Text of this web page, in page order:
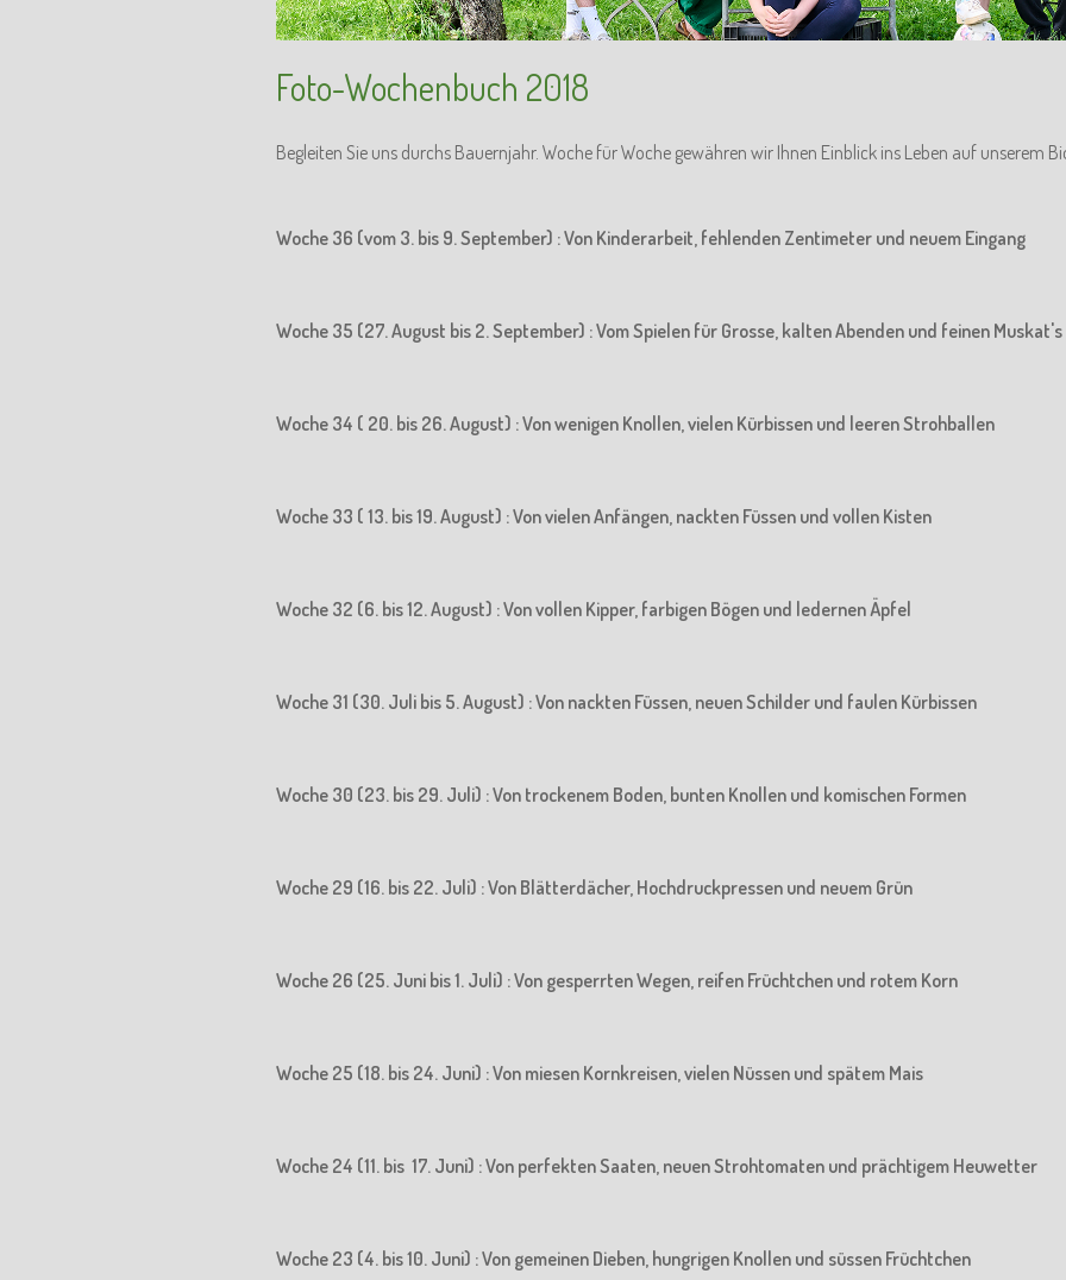
Foto-Wochenbuch 2018
Begleiten Sie uns durchs Bauernjahr. Woche für Woche gewähren wir Ihnen Einblick ins Leben auf unserem
Woche 36 (vom 3. bis 9. September) : Von Kinderarbeit, fehlenden Zentimeter und neuem Eingang
Woche 35 (27. August bis 2. September) : Vom Spielen für Grosse, kalten Abenden und feinen Muskat's
Woche 34 ( 20. bis 26. August) : Von wenigen Knollen, vielen Kürbissen und leeren Strohballen
Woche 33 ( 13. bis 19. August) : Von vielen Anfängen, nackten Füssen und vollen Kisten
Woche 32 (6. bis 12. August) : Von vollen Kipper, farbigen Bögen und ledernen Äpfel
Woche 31 (30. Juli bis 5. August) : Von nackten Füssen, neuen Schilder und faulen Kürbissen
Woche 30 (23. bis 29. Juli) : Von trockenem Boden, bunten Knollen und komischen Formen
Woche 29 (16. bis 22. Juli) : Von Blätterdächer, Hochdruckpressen und neuem Grün
Woche 26 (25. Juni bis 1. Juli) : Von gesperrten Wegen, reifen Früchtchen und rotem Korn
Woche 25 (18. bis 24. Juni) : Von miesen Kornkreisen, vielen Nüssen und spätem Mais
Woche 24 (11. bis 17. Juni) : Von perfekten Saaten, neuen Strohtomaten und prächtigem Heuwetter
Woche 23 (4. bis 10. Juni) : Von gemeinen Dieben, hungrigen Knollen und süssen Früchtchen